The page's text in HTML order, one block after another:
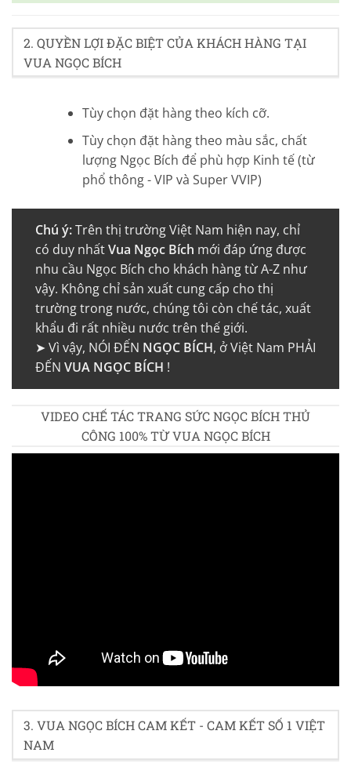
2. QUYỀN LỢI ĐẶC BIỆT CỦA KHÁCH HÀNG TẠI
VUA NGỌC BÍCH
Tùy chọn đặt hàng theo kích cỡ.
Tùy chọn đặt hàng theo màu sắc, chất
lượng Ngọc Bích để phù hợp Kinh tế (từ
phổ thông - VIP và Super VVIP)
Chú ý:Trên thị trường Việt Nam hiện nay, chỉ
có duy nhấtVua Ngọc Bích mới đáp ứng được
nhu cầu Ngọc Bích cho khách hàng từ A-Z như
vậy. Không chỉ sản xuất cung cấp cho thị
trường trong nước, chúng tôi còn chế tác, xuất
khẩu đi rất nhiều nước trên thế giới.
➤ Vì vậy, NÓI ĐẾN NGỌC BÍCH, ở Việt Nam PHẢI
ĐẾN VUA NGỌC BÍCH !
VIDEO CHẾ TÁC TRANG SỨC NGỌC BÍCH THỦ
CÔNG 100% TỪ VUA NGỌC BÍCH
Rate this product
3. VUA NGỌC BÍCH CAM KẾT - CAM KẾT SỐ 1 VIỆT
NAM